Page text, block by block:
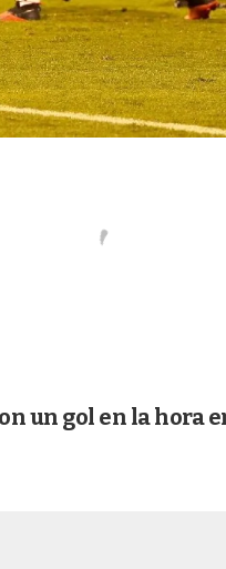
un gol en la hora